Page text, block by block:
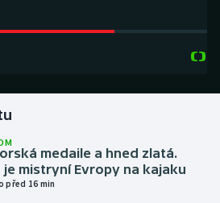
medaile a hned zlatá.
je mistryní Evropy na kajaku
před 16 min